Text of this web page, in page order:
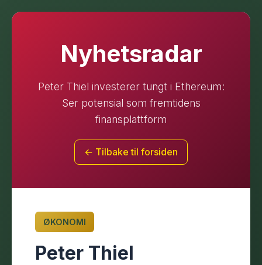
Nyhetsradar
Peter Thiel investerer tungt i Ethereum:
Ser potensial som fremtidens
finansplattform
← Tilbake til forsiden
ØKONOMI
Peter Thiel